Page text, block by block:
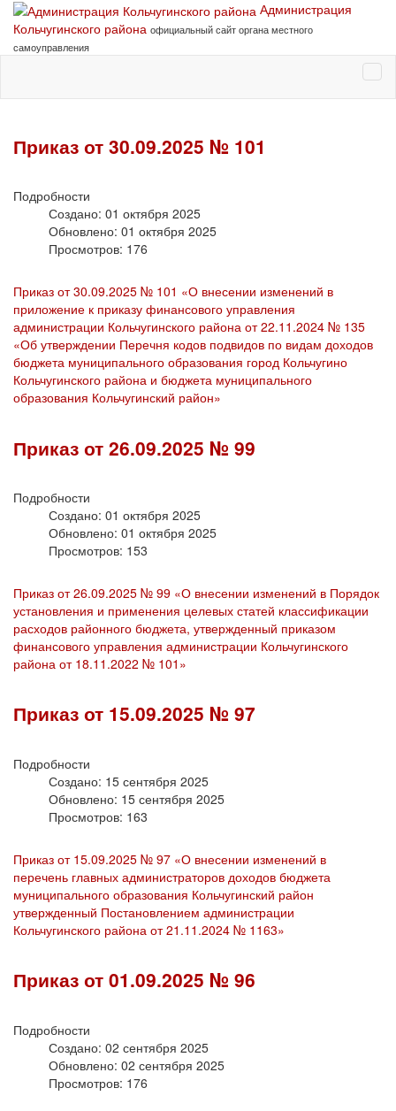
Администрация
Кольчугинского района официальный сайт органа местного
самоуправления
Приказ от 30.09.2025 № 101
Подробности
Создано: 01 октября 2025
Обновлено: 01 октября 2025
Просмотров: 176
Приказ от 30.09.2025 № 101 «О внесении изменений в
приложение к приказу финансового управления
администрации Кольчугинского района от 22.11.2024 № 135
«Об утверждении Перечня кодов подвидов по видам доходов
бюджета муниципального образования город Кольчугино
Кольчугинского района и бюджета муниципального
образования Кольчугинский район»
Приказ от 26.09.2025 № 99
Подробности
Создано: 01 октября 2025
Обновлено: 01 октября 2025
Просмотров: 153
Приказ от 26.09.2025 № 99 «О внесении изменений в Порядок
установления и применения целевых статей классификации
расходов районного бюджета, утвержденный приказом
финансового управления администрации Кольчугинского
района от 18.11.2022 № 101»
Приказ от 15.09.2025 № 97
Подробности
Создано: 15 сентября 2025
Обновлено: 15 сентября 2025
Просмотров: 163
Приказ от 15.09.2025 № 97 «О внесении изменений в
перечень главных администраторов доходов бюджета
муниципального образования Кольчугинский район
утвержденный Постановлением администрации
Кольчугинского района от 21.11.2024 № 1163»
Приказ от 01.09.2025 № 96
Подробности
Создано: 02 сентября 2025
Обновлено: 02 сентября 2025
Просмотров: 176